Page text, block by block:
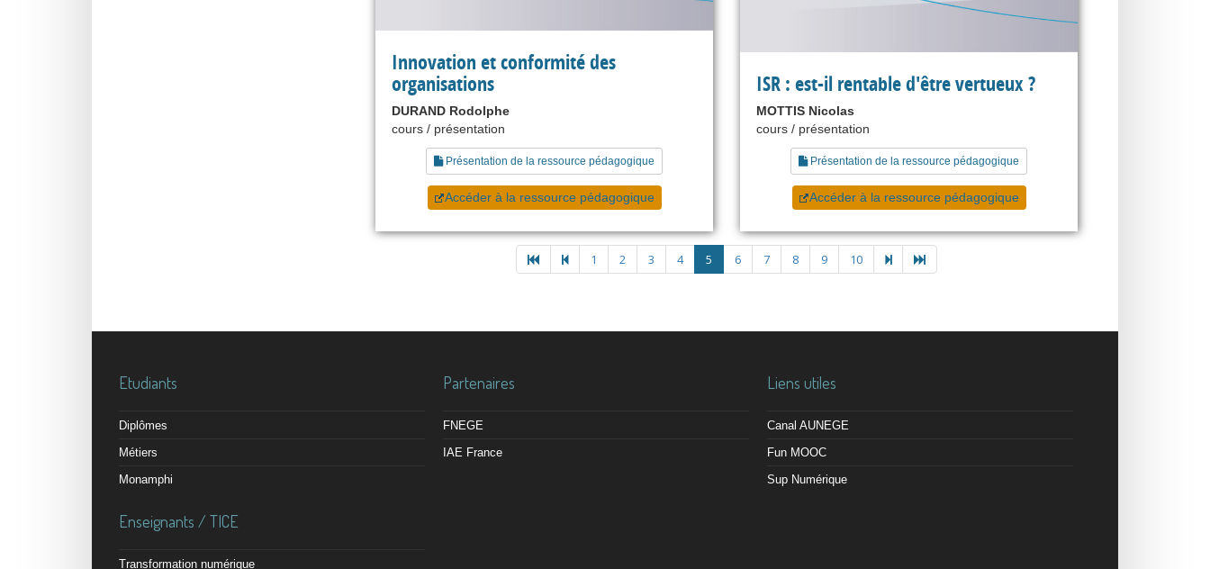
Innovation et conformité des
organisations
DURAND Rodolphe
cours / présentation
Présentation de la ressource pédagogique
Accéder à la ressource pédagogique
ISR : est-il rentable d'être vertueux ?
MOTTIS Nicolas
cours / présentation
Présentation de la ressource pédagogique
Accéder à la ressource pédagogique
1 2 3 4 5 6 7 8 9 10
Etudiants
Diplômes
Métiers
Monamphi
Enseignants / TICE
Transformation numérique
Partenaires
FNEGE
IAE France
Liens utiles
Canal AUNEGE
Fun MOOC
Sup Numérique